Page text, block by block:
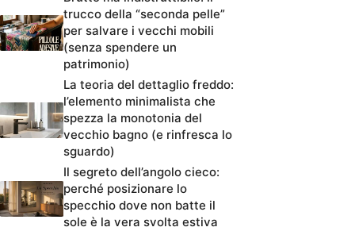
trucco della “seconda pelle”
per salvare i vecchi mobili
(senza spendere un
patrimonio)
La teoria del dettaglio freddo:
l’elemento minimalista che
spezza la monotonia del
vecchio bagno (e rinfresca lo
sguardo)
Il segreto dell’angolo cieco:
perché posizionare lo
specchio dove non batte il
sole è la vera svolta estiva